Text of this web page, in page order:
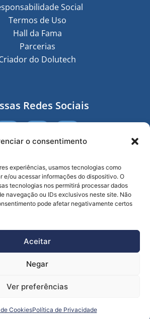
o consentimento
experiências, usamos tecnologias como
e/ou acessar informações do dispositivo. O
tecnologias nos permitirá processar dados
navegação ou IDs exclusivos neste site. Não
pode afetar negativamente certos
Aceitar
Negar
Ver preferências
CookiesPolítica de Privacidade
Social
Termos de Uso
Hall da Fama
Parcerias
do Dolutech
Redes Sociais
Enviar